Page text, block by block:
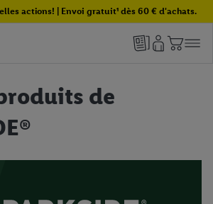
actions! | Envoi gratuit¹ dès 60 € d'achats.
de